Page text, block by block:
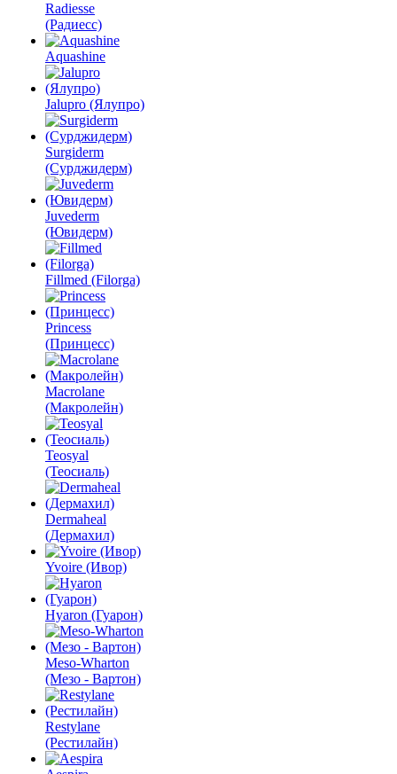
Radiesse
(Радиесс)
Aquashine
Jalupro (Ялупро)
Surgiderm
(Сурджидерм)
Juvederm
(Ювидерм)
Fillmed (Filorga)
Princess
(Принцесс)
Macrolane
(Макролейн)
Teosyal
(Теосиаль)
Dermaheal
(Дермахил)
Yvoire (Ивор)
Hyaron (Гуарон)
Meso-Wharton
(Мезо - Вартон)
Restylane
(Рестилайн)